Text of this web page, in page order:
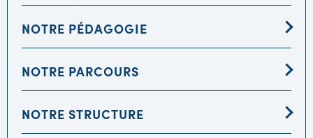
NOTRE PÉDAGOGIE
NOTRE PARCOURS
NOTRE STRUCTURE